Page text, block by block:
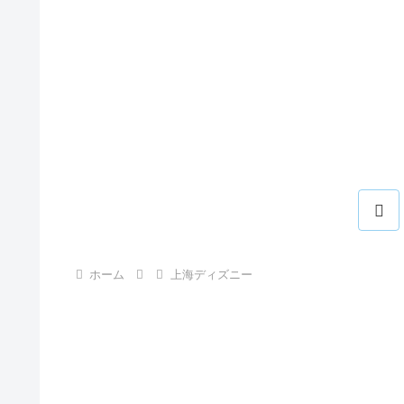
前
ホーム 上海ディズニー